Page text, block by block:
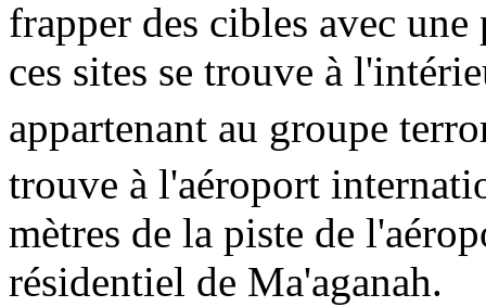
frapper des cibles avec
ces sites se trouve à
appartenant au groupe
trouve à l'aéroport
mètres de la piste de
résidentiel de Ma'aganah.